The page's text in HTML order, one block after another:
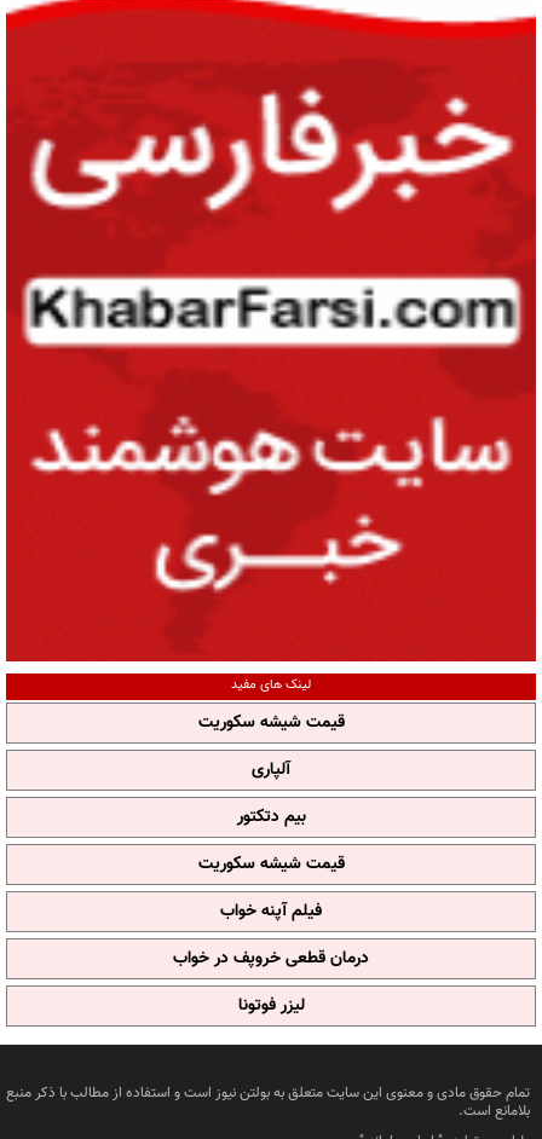
لینک های مفید
قیمت شیشه سکوریت
آلپاری
بیم دتکتور
قیمت شیشه سکوریت
فیلم آپنه خواب
درمان قطعی خروپف در خواب
لیزر فوتونا
تمام حقوق مادی و معنوی این سایت متعلق به بولتن نیوز است و استفاده از مطالب با ذکر منبع
بلامانع است.